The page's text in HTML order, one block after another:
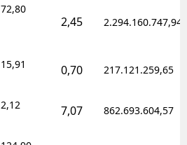
72,80
2,45 2.294.160.747,94
15,91 0,70 217.121.259,65
2,12 7,07 862.693.604,57